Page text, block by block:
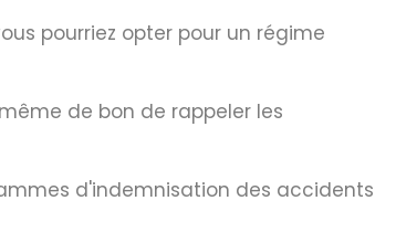
pourriez opter pour un régime
de bon de rappeler les
d'indemnisation des accidents